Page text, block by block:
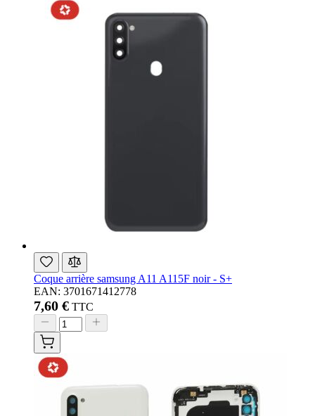
Coque arrière samsung A11 A115F noir - S+
EAN: 3701671412778
7,60 € TTC